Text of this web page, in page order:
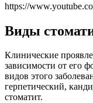
https://
Виды
Клинические
зависимости от его
видов этого
герпетический,
стоматит.